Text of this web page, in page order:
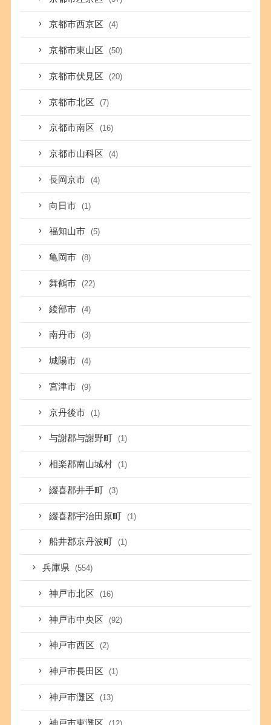
京都市西京区 (4)
京都市東山区 (50)
京都市伏見区 (20)
京都市北区 (7)
京都市南区 (16)
京都市山科区 (4)
長岡京市 (4)
向日市 (1)
福知山市 (5)
亀岡市 (8)
舞鶴市 (22)
綾部市 (4)
南丹市 (3)
城陽市 (4)
宮津市 (9)
京丹後市 (1)
与謝郡与謝野町 (1)
相楽郡南山城村 (1)
綴喜郡井手町 (3)
綴喜郡宇治田原町 (1)
船井郡京丹波町 (1)
兵庫県 (554)
神戸市北区 (16)
神戸市中央区 (92)
神戸市西区 (2)
神戸市長田区 (1)
神戸市灘区 (13)
神戸市東灘区